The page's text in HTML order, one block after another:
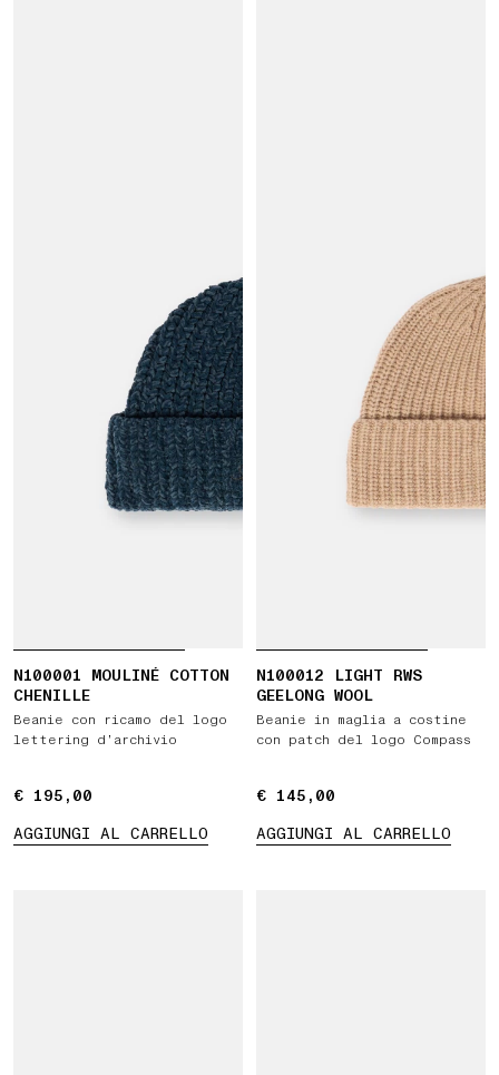
N100001 MOULINÉ COTTON
CHENILLE
Beanie con ricamo del logo
lettering d’archivio
€ 195,00
€ 195,00
AGGIUNGI AL CARRELLO
N100012 LIGHT RWS
GEELONG WOOL
Beanie in maglia a costine
con patch del logo Compass
€ 145,00
€ 145,00
AGGIUNGI AL CARRELLO